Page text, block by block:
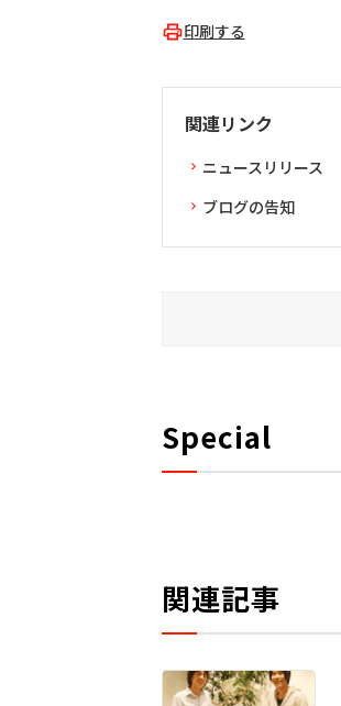
印刷する
関連リンク
ニュースリリース
ブログの告知
Special
関連記事